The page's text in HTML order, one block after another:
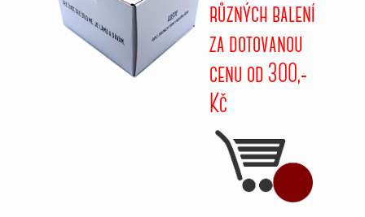
různých balení
za dotovanou
cenu od 3OO,-
Kč